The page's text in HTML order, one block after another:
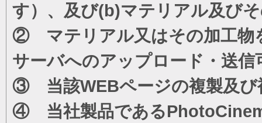
す）、及び(b)マテリアル及び
② マテリアル又はその加工物
サーバへのアップロード・送信
③ 当該WEBページの複製及び
④ 当社製品である